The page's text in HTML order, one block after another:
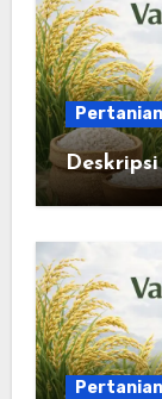
Pertanian
Pertanian